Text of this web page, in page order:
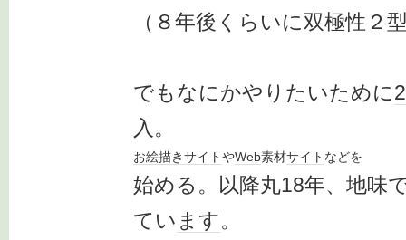
（８年後くらいに双極性２
でもなにかやりたいために
入。
お絵描きサイトやWeb素材サイト などを
始める。以降丸18年、地味
てい ます。